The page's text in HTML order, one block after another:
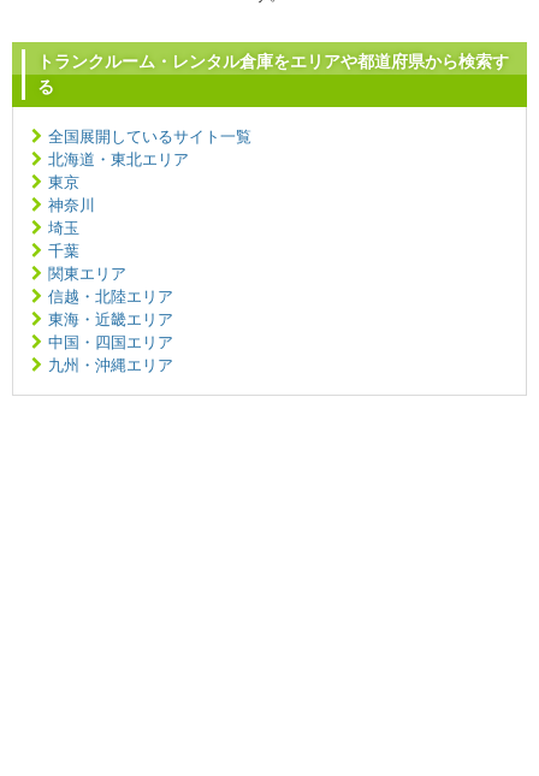
トランクルーム・レンタル倉庫をエリアや都道府県から検索す
る
全国展開しているサイト一覧
北海道・東北エリア
東京
神奈川
埼玉
千葉
関東エリア
信越・北陸エリア
東海・近畿エリア
中国・四国エリア
九州・沖縄エリア